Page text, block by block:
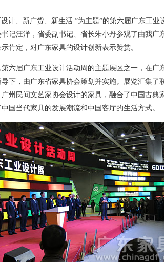
设计、新广货、新生活 ”为主题”的第六届广东工
记汪洋，省委副书记、省长朱小丹参观了由我广
肯定，对广东家具的设计创新表示赞赏。
六届广东工业设计活动周的主题展区之一，在广
下，由广东省家具协会策划并实施。展览汇集了
州民间文艺家协会设计的家具，融合了中国古典
国当代家具的发展潮流和中国客厅的生活方式。